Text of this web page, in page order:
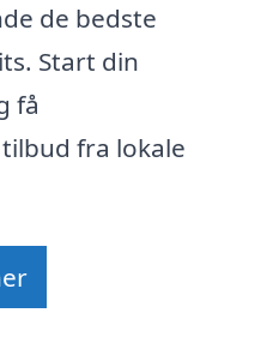
de bedste
Start din
få
fra lokale